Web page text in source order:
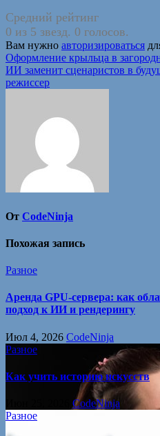
Средний рейтинг
0 из 5 звезд. 0 голосов.
Вам нужно авторизироваться
Навигация
по
Оформление крыльца в
ИИ заменит сценаристов в
режиссер
От CodeNinja
Похожая запись
Разное
Аренда GPU-сервера: как
подход к ИИ и рендерингу
Июл 4, 2026 CodeNinja
Разное
Как учить историю искусств
CodeNinja
Разное